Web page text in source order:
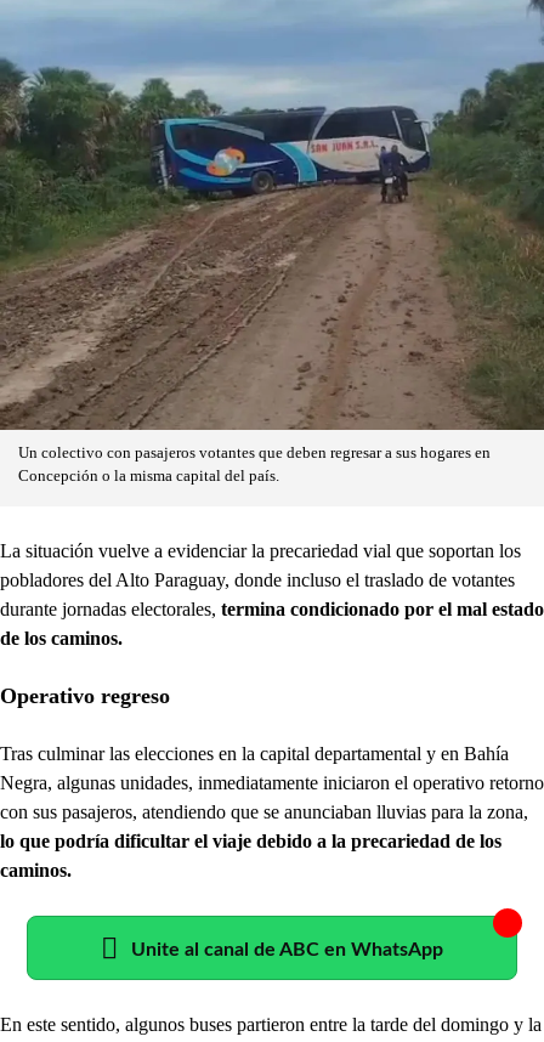
Un colectivo con pasajeros votantes que deben regresar a sus hogares en
Concepción o la misma capital del país.
La situación vuelve a evidenciar la precariedad vial que soportan los
pobladores del Alto Paraguay, donde incluso el traslado de votantes
durante jornadas electorales, termina condicionado por el mal estado
de los caminos.
Operativo regreso
Tras culminar las elecciones en la capital departamental y en Bahía
Negra, algunas unidades, inmediatamente iniciaron el operativo retorno
con sus pasajeros, atendiendo que se anunciaban lluvias para la zona,
lo que podría dificultar el viaje debido a la precariedad de los
caminos.
Unite al canal de ABC en WhatsApp
En este sentido, algunos buses partieron entre la tarde del domingo y la